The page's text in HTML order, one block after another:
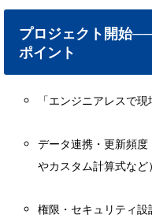
プロジェクト開始
ポイント
「エンジニアレスで
データ連携・更新頻
やカスタム計算式など）
権限・セキュリティ